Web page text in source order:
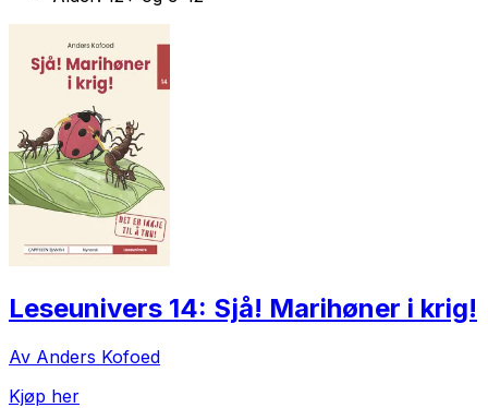
Leseunivers 14: Sjå! Marihøner i krig!
Av Anders Kofoed
Kjøp her